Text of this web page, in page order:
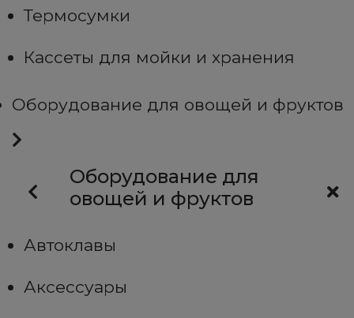
Термосумки
Кассеты для мойки и хранения
Оборудование для овощей и фруктов
Оборудование для
овощей и фруктов
Автоклавы
Аксессуары